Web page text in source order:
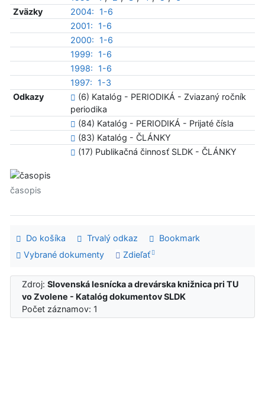
Zväzky
2004:
1-6
2001:
1-6
2000:
1-6
1999:
1-6
1998:
1-6
1997:
1-3
Odkazy
(6) Katalóg - PERIODIKÁ - Zviazaný ročník
periodika
(84) Katalóg - PERIODIKÁ - Prijaté čísla
(83) Katalóg - ČLÁNKY
(17) Publikačná činnosť SLDK - ČLÁNKY
časopis
Do košíka Trvalý odkaz
Bookmark
Vybrané dokumenty
Zdieľať
Zdroj:Slovenská lesnícka a drevárska knižnica pri TU
vo Zvolene - Katalóg dokumentov SLDK
Počet záznamov: 1